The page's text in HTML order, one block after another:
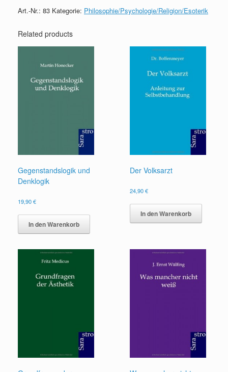
Art.-Nr.: 83 Kategorie: Philosophie/Psychologie/Religion/Esoterik
Related products
Gegenstandslogik und
Denklogik
19,90€
In den Warenkorb
Der Volksarzt
24,90€
In den Warenkorb